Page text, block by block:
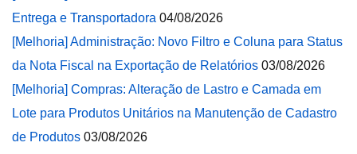
Entrega e Transportadora 04/08/2026
[Melhoria] Administração: Novo Filtro e Coluna para Status
da Nota Fiscal na Exportação de Relatórios 03/08/2026
[Melhoria] Compras: Alteração de Lastro e Camada em
Lote para Produtos Unitários na Manutenção de Cadastro
de Produtos 03/08/2026